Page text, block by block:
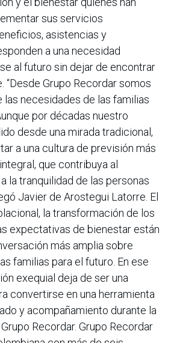
sus servicios
asistencias y
a una necesidad
al futuro sin dejar de encontrar
“Desde Grupo Recordar somos
necesidades de las familias
por décadas nuestro
desde una mirada tradicional,
a una cultura de previsión más
que contribuya al
la tranquilidad de las personas
Javier de Arostegui Latorre. El
la transformación de los
expectativas de bienestar están
más amplia sobre
familias para el futuro. En ese
exequial deja de ser una
convertirse en una herramienta
y acompañamiento durante la
Recordar. Grupo Recordar